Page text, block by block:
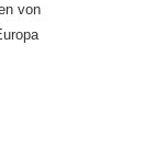
von